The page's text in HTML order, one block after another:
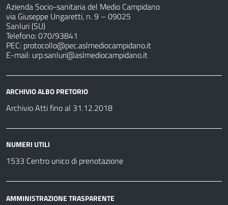
Azienda Socio-sanitaria del Medio Campidano
via Giuseppe Ungaretti, n. 9 – 09025
Sanluri (SU)
Telefono: 070/93841
PEC: protocollo@pec.aslmediocampidano.it
E-mail: urp.sanluri@aslmediocampidano.it
ARCHIVIO ALBO PRETORIO
Archivio Atti fino al 31.12.2018
NUMERI UTILI
1533 Centro unico di prenotazione
AMMINISTRAZIONE TRASPARENTE